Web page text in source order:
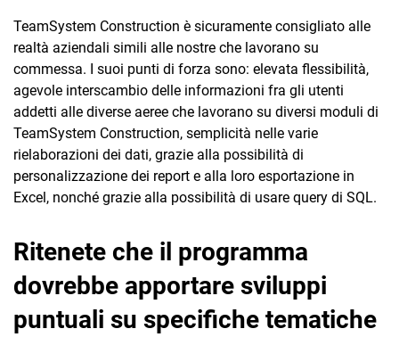
TeamSystem Construction è sicuramente consigliato alle
realtà aziendali simili alle nostre che lavorano su
commessa. I suoi punti di forza sono: elevata flessibilità,
agevole interscambio delle informazioni fra gli utenti
addetti alle diverse aeree che lavorano su diversi moduli di
TeamSystem Construction, semplicità nelle varie
rielaborazioni dei dati, grazie alla possibilità di
personalizzazione dei report e alla loro esportazione in
Excel, nonché grazie alla possibilità di usare query di SQL.
Ritenete che il programma
dovrebbe apportare sviluppi
puntuali su specifiche tematiche